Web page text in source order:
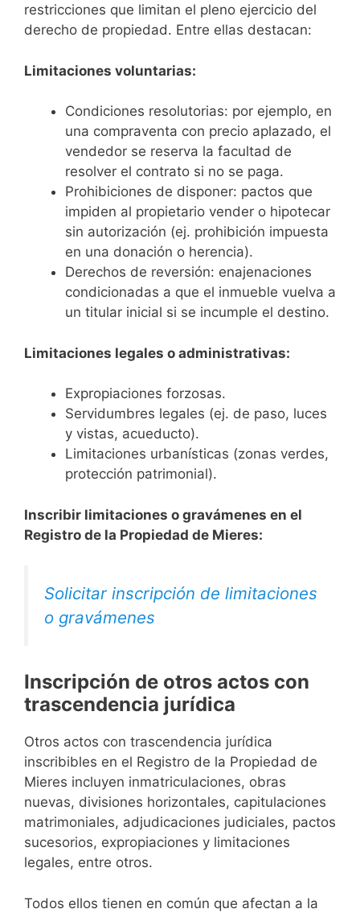
restricciones que limitan el pleno ejercicio del
derecho de propiedad. Entre ellas destacan:
Limitaciones voluntarias:
Condiciones resolutorias: por ejemplo, en
una compraventa con precio aplazado, el
vendedor se reserva la facultad de
resolver el contrato si no se paga.
Prohibiciones de disponer: pactos que
impiden al propietario vender o hipotecar
sin autorización (ej. prohibición impuesta
en una donación o herencia).
Derechos de reversión: enajenaciones
condicionadas a que el inmueble vuelva a
un titular inicial si se incumple el destino.
Limitaciones legales o administrativas:
Expropiaciones forzosas.
Servidumbres legales (ej. de paso, luces
y vistas, acueducto).
Limitaciones urbanísticas (zonas verdes,
protección patrimonial).
Inscribir limitaciones o gravámenes en el
Registro de la Propiedad de Mieres:
Solicitar inscripción de limitaciones
o gravámenes
Inscripción de otros actos con
trascendencia jurídica
Otros actos con trascendencia jurídica
inscribibles en el Registro de la Propiedad de
Mieres incluyen inmatriculaciones, obras
nuevas, divisiones horizontales, capitulaciones
matrimoniales, adjudicaciones judiciales, pactos
sucesorios, expropiaciones y limitaciones
legales, entre otros.
Todos ellos tienen en común que afectan a la